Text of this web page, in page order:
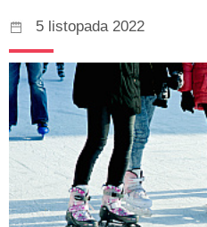
5 listopada 2022